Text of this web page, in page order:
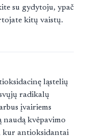
su gydytoju, ypač
kitų vaistų.
ląstelių
radikalų
įvairiems
naudą kvėpavimo
kur antioksidantai